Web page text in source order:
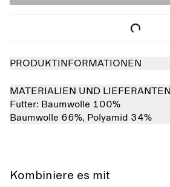
PRODUKTINFORMATIONEN
MATERIALIEN UND LIEFERANTEN
Futter: Baumwolle 100%
Baumwolle 66%, Polyamid 34%
Kombiniere es mit